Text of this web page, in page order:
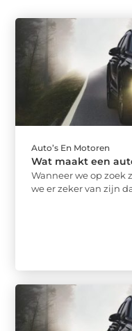
Auto’s En Motoren
Wat maakt een
Wanneer we op zoek
we er zeker van zijn